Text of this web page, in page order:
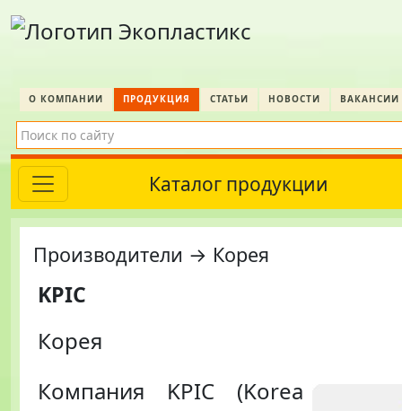
О КОМПАНИИ ПРОДУКЦИЯ СТАТЬИ НОВОСТИ ВАКАНСИИ
Каталог продукции
Производители → Корея
KPIC
Корея
Компания KPIC (Korea